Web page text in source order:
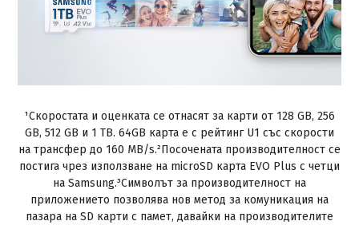
¹Скоростата и оценката се отнасят за карти от 128 GB, 256
GB, 512 GB и 1 TB. 64GB карта е с рейтинг U1 със скорости
на трансфер до 160 MB/s.²Посочената производителност се
постига чрез използване на microSD карта EVO Plus с четци
на Samsung.³Символът за производителност на
приложението позволява нов метод за комуникация на
пазара на SD карти с памет, давайки на производителите